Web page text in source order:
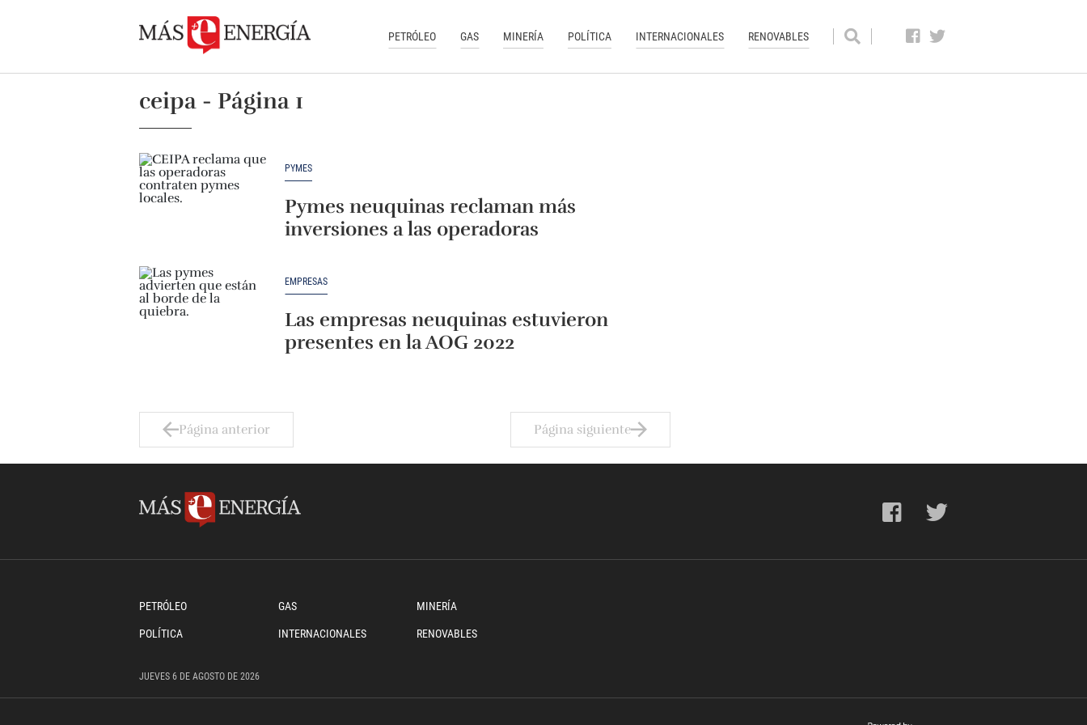
PETRÓLEO GAS MINERÍA POLÍTICA INTERNACIONALES RENOVABLES
ceipa - Página 1
PYMES
Pymes neuquinas reclaman más
inversiones a las operadoras
EMPRESAS
Las empresas neuquinas estuvieron
presentes en la AOG 2022
Página anterior Página siguiente
PETRÓLEO GAS MINERÍA
POLÍTICA INTERNACIONALES RENOVABLES
JUEVES 6 DE AGOSTO DE 2026